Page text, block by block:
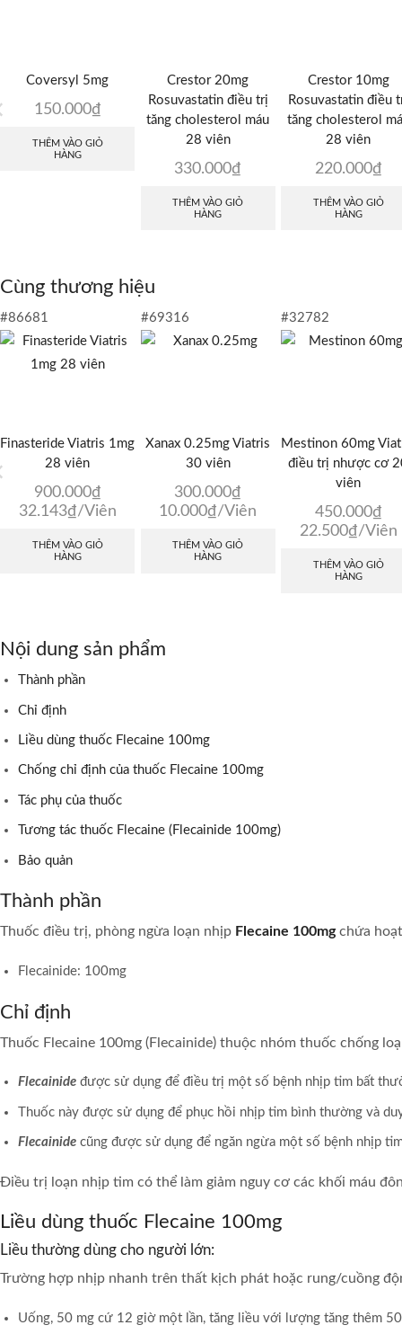
Coversyl 5mg
150.000₫
THÊM VÀO GIỎ
HÀNG
Crestor 20mg
Rosuvastatin điều trị
tăng cholesterol máu
28 viên
330.000₫
THÊM VÀO GIỎ
HÀNG
Crestor 10mg
Rosuvastatin điều
tăng cholesterol
28 viên
220.000₫
THÊM VÀO GIỎ
HÀNG
Cùng thương hiệu
#86681
Finasteride Viatris 1mg
28 viên
900.000₫
32.143₫/Viên
THÊM VÀO GIỎ
HÀNG
#69316
Xanax 0.25mg Viatris
30 viên
300.000₫
10.000₫/Viên
THÊM VÀO GIỎ
HÀNG
#32782
Mestinon 60mg
điều trị nhược cơ
viên
450.000₫
22.500₫/Viên
THÊM VÀO GIỎ
HÀNG
Nội dung sản phẩm
Thành phần
Chỉ định
Liều dùng thuốc Flecaine 100mg
Chống chỉ định của thuốc Flecaine 100mg
Tác phụ của thuốc
Tương tác thuốc Flecaine (Flecainide 100mg)
Bảo quản
Thành phần
Thuốc điều trị, phòng ngừa loạn nhịp Flecaine 100mgchứa
Flecainide: 100mg
Chỉ định
Thuốc Flecaine 100mg (Flecainide) thuộc nhóm thuốc chống
Flecainide được sử dụng để điều trị một số bệnh nhịp tim bất
Thuốc này được sử dụng để phục hồi nhịp tim bình thường và
Flecainide cũng được sử dụng để ngăn ngừa một số bệnh nhịp
Điều trị loạn nhịp tim có thể làm giảm nguy cơ các khối máu
Liều dùng thuốc Flecaine 100mg
Liều thường dùng cho người lớn:
Trường hợp nhịp nhanh trên thất kịch phát hoặc rung/cuồng
Uống, 50 mg cứ 12 giờ một lần, tăng liều với lượng tăng thêm